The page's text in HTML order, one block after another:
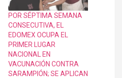
POR SÉPTIMA SEMANA
CONSECUTIVA, EL
EDOMEX OCUPA EL
PRIMER LUGAR
NACIONAL EN
VACUNACIÓN CONTRA
SARAMPIÓN; SE APLICAN